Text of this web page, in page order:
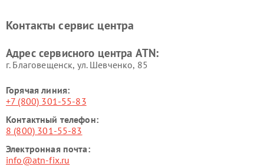
Контакты сервис центра
Адрес сервисного центра ATN:
г. Благовещенск, ул. Шевченко, 85
Горячая линия:
+7 (800) 301-55-83
Контактный телефон:
8 (800) 301-55-83
Электронная почта:
info@atn-fix.ru